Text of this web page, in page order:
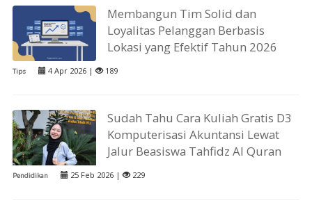
Membangun Tim Solid dan
Loyalitas Pelanggan Berbasis
Lokasi yang Efektif Tahun 2026
Tips 4 Apr 2026 | 189
Sudah Tahu Cara Kuliah Gratis D3
Komputerisasi Akuntansi Lewat
Jalur Beasiswa Tahfidz Al Quran
Pendidikan 25 Feb 2026 | 229